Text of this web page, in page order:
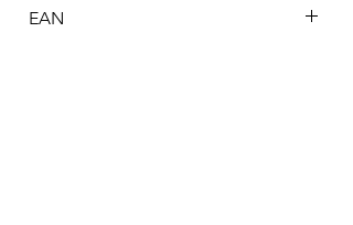
EAN